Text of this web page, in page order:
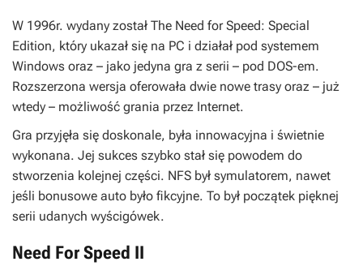
W 1996r. wydany został The Need for Speed: Special
Edition, który ukazał się na PC i działał pod systemem
Windows oraz – jako jedyna gra z serii – pod DOS-em.
Rozszerzona wersja oferowała dwie nowe trasy oraz – już
wtedy – możliwość grania przez Internet.
Gra przyjęła się doskonale, była innowacyjna i świetnie
wykonana. Jej sukces szybko stał się powodem do
stworzenia kolejnej części. NFS był symulatorem, nawet
jeśli bonusowe auto było fikcyjne. To był początek pięknej
serii udanych wyścigówek.
Need For Speed II